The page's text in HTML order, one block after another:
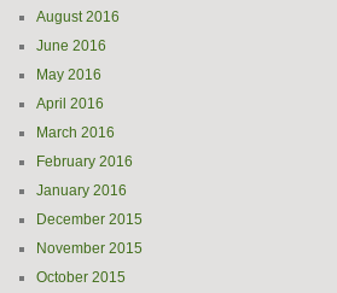
August 2016
June 2016
May 2016
April 2016
March 2016
February 2016
January 2016
December 2015
November 2015
October 2015